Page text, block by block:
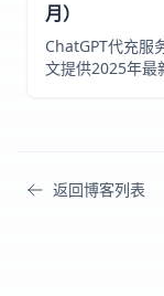
月）
ChatGPT代充服
文提供2025年最
返回博客列表